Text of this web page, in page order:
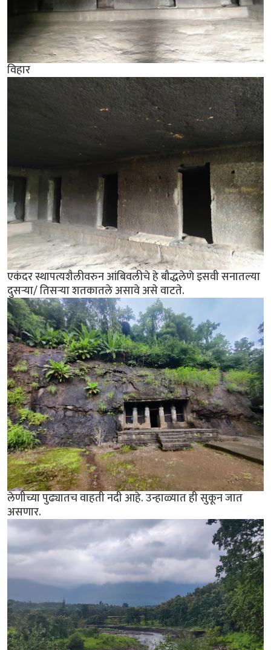
विहार
एकंदर स्थापत्यशैलीवरुन आंबिवलीचे हे बौद्धलेणे इसवी सनातल्या
दुसर्‍या/ तिसर्‍या शतकातले असावे असे वाटते.
लेणीच्या पुढ्यातच वाहती नदी आहे. उन्हाळ्यात ही सुकून जात
असणार.